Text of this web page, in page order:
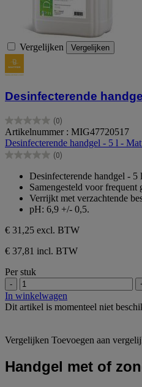
Vergelijken Vergelijken
Desinfecterende
(0)
0.0
van
de
5
Artikelnummer : MIG47720517
Desinfecterende handgel - 5 l -
(0)
0.0
sterren.
Desinfecterende handgel - 5
Samengesteld voor
Verrijkt met verzachtende
pH: 6,9 +/- 0,5.
€ 31,25 excl. BTW
€ 37,81 incl. BTW
Per stuk
-
In winkelwagen
Dit artikel is momenteel niet
Vergelijken Toevoegen aan
Handgel met of